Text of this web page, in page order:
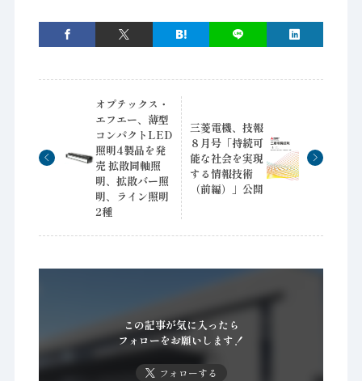
オプテックス・
エフエー、薄型
コンパクトLED
照明4製品を発
売 拡散同軸照
明、拡散バー照
明、ライン照明
2種
三菱電機、技報
８月号「持続可
能な社会を実現
する情報技術
（前編）」公開
この記事が気に入ったら
フォローをお願いします！
フォローする